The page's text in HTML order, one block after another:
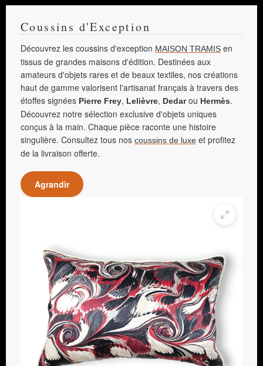
Coussins d'Exception
Découvrez les coussins d'exception MAISON TRAMIS en
tissus de grandes maisons d'édition. Destinées aux
amateurs d'objets rares et de beaux textiles, nos créations
haut de gamme valorisent l'artisanat français à travers des
étoffes signées Pierre Frey, Lelièvre, Dedarou Hermès.
Découvrez notre sélection exclusive d'objets uniques
conçus à la main. Chaque pièce raconte une histoire
singulière. Consultez tous nos coussins de luxe et profitez
de la livraison offerte.
Agrandir